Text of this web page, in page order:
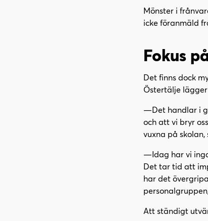
Mönster i
icke föranmäld
Fokus
Det finns dock
Östertälje
—Det handlar i
och att vi bryr
vuxna på
—Idag har vi
Det tar tid att
har det
Att ständigt